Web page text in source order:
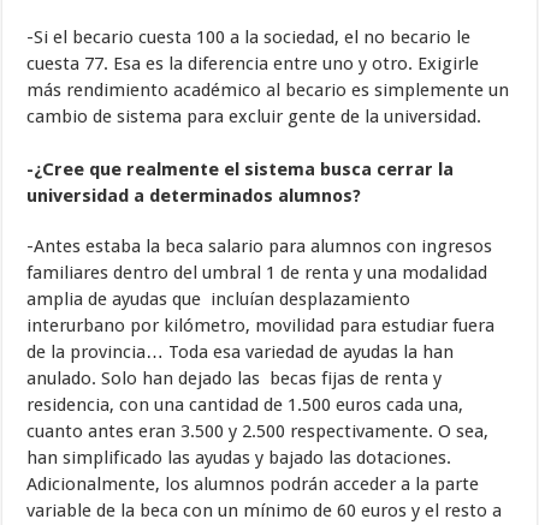
-Si el becario cuesta 100 a la sociedad, el no becario le
cuesta 77. Esa es la diferencia entre uno y otro. Exigirle
más rendimiento académico al becario es simplemente un
cambio de sistema para excluir gente de la universidad.
-¿Cree que realmente el sistema busca cerrar la
universidad a determinados alumnos?
-Antes estaba la beca salario para alumnos con ingresos
familiares dentro del umbral 1 de renta y una modalidad
amplia de ayudas que incluían desplazamiento
interurbano por kilómetro, movilidad para estudiar fuera
de la provincia… Toda esa variedad de ayudas la han
anulado. Solo han dejado las becas fijas de renta y
residencia, con una cantidad de 1.500 euros cada una,
cuanto antes eran 3.500 y 2.500 respectivamente. O sea,
han simplificado las ayudas y bajado las dotaciones.
Adicionalmente, los alumnos podrán acceder a la parte
variable de la beca con un mínimo de 60 euros y el resto a